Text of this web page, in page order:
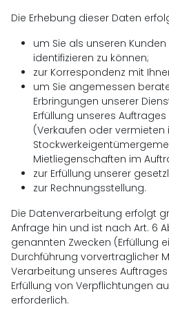
Die Erhebung dieser Daten
um Sie als unseren
identifizieren zu können;
zur Korrespondenz mit
um Sie angemessen
Erbringungen unserer
Erfüllung unseres
(Verkaufen oder
Mietliegenschaften im
zur Erfüllung unserer
zur Rechnungsstellung.
Die Datenverarbeitung erfolgt
Anfrage hin und ist nach Art. 6
genannten Zwecken (Erfüllung
Durchführung vorvertraglicher
Verarbeitung unseres
Erfüllung von Verpflichtungen
erforderlich.